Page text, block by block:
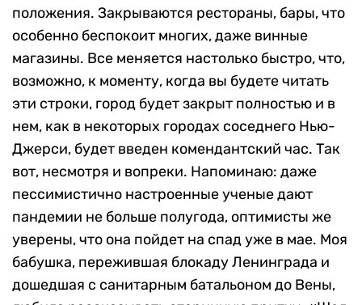
положения. Закрываются рестораны, бары, что
особенно беспокоит многих, даже винные
магазины. Все меняется настолько быстро, что,
возможно, к моменту, когда вы будете читать
эти строки, город будет закрыт полностью и в
нем, как в некоторых городах соседнего Нью-
Джерси, будет введен комендантский час. Так
вот, несмотря и вопреки. Напоминаю: даже
пессимистично настроенные ученые дают
пандемии не больше полугода, оптимисты же
уверены, что она пойдет на спад уже в мае. Моя
бабушка, пережившая блокаду Ленинграда и
дошедшая с санитарным батальоном до Вены,